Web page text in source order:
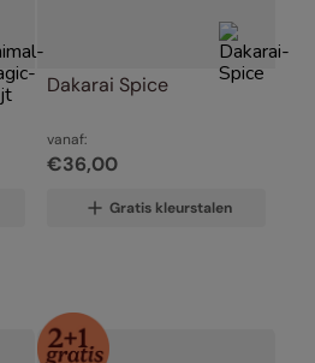
Dakarai Spice
vanaf:
€36,00
Gratis kleurstalen